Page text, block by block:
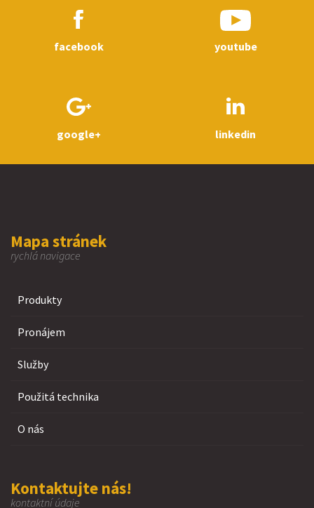
facebook youtube
google+ linkedin
Mapa stránek
rychlá navigace
Produkty
Pronájem
Služby
Použitá technika
O nás
Kontaktujte nás!
kontaktní údaje